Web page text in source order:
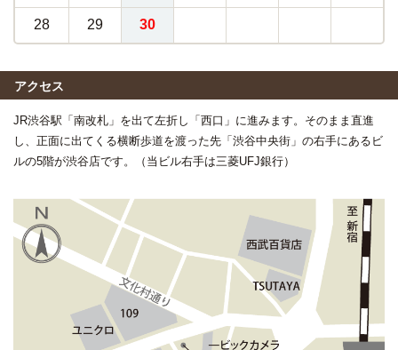
28 29 30
アクセス
JR渋谷駅「南改札」を出て左折し「西口」に進みます。そのまま直進
し、正面に出てくる横断歩道を渡った先「渋谷中央街」の右手にあるビ
ルの5階が渋谷店です。（当ビル右手は三菱UFJ銀行）